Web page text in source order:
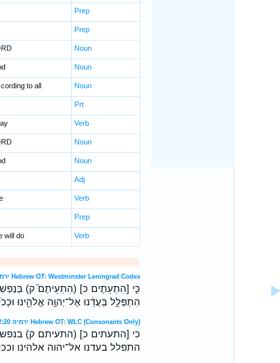
Prep
Prep
Noun
Noun
to all Noun
Prt
Verb
Noun
Noun
Adj
Verb
Prep
will do Verb
ירמיה 42:20 Hebrew OT: Westminster Leningrad Codex
כִּ֣י [הִתְעֵתֶים כ] (הִתְעֵיתֶם֮ ק)
הִתְפַּלֵּ֣ל בַּעֲדֵ֔נוּ אֶל־יְהוָ֖ה אֱלֹהֵ֑ינוּ
ירמיה 42:20 Hebrew OT: WLC (Consonants Only)
כי [התעתים כ] (התעיתם ק)
התפלל בעדנו אל־יהוה אלהינו